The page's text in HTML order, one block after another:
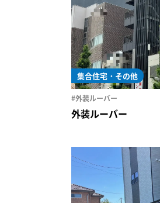
集合住宅・その他
#外装ルーバー
外装ルーバー